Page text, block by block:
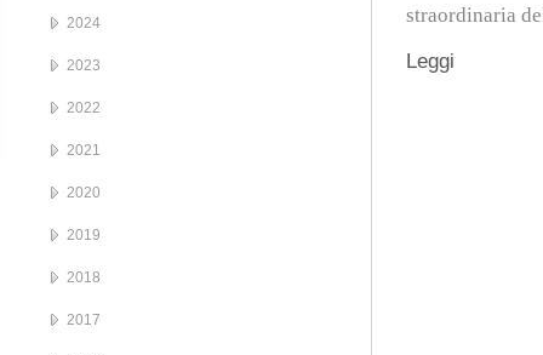
straordinaria
Leggi
2024
2023
2022
2021
2020
2019
2018
2017